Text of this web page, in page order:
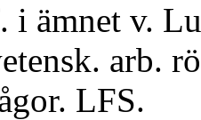
i ämnet v.
arb.
LFS.